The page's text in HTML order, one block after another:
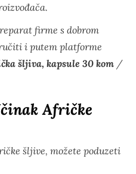
firme s dobrom
i putem platforme
šljiva, kapsule 30 kom /
Afričke
šljive, možete poduzeti